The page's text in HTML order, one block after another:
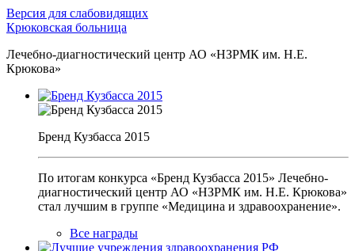
Версия для слабовидящих
Крюковская больница
Лечебно-диагностический центр АО «НЗРМК им. Н.Е.
Крюкова»
Бренд Кузбасса 2015
По итогам конкурса «Бренд Кузбасса 2015» Лечебно-
диагностический центр АО «НЗРМК им. Н.Е. Крюкова»
стал лучшим в группе «Медицина и здравоохранение».
Все награды